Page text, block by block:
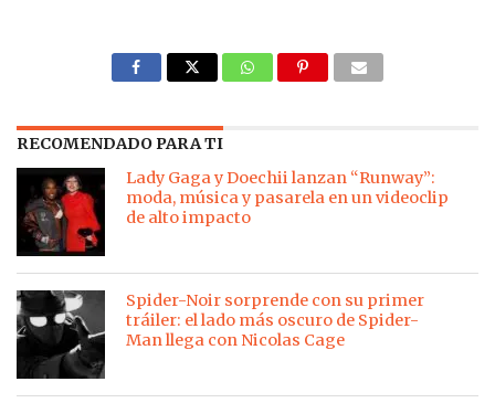
RECOMENDADO PARA TI
Lady Gaga y Doechii lanzan “Runway”:
moda, música y pasarela en un videoclip
de alto impacto
Spider-Noir sorprende con su primer
tráiler: el lado más oscuro de Spider-
Man llega con Nicolas Cage